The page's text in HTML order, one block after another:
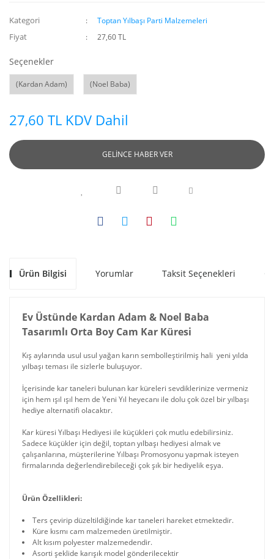
Kategori Toptan Yılbaşı Parti Malzemeleri
Fiyat 27,60 TL
Seçenekler
(Kardan Adam) (Noel Baba)
27,60 TL KDV Dahil
GELİNCE HABER VER
Ürün Bilgisi Yorumlar Taksit Seçenekleri
Ev Üstünde Kardan Adam & Noel Baba
Tasarımlı Orta Boy Cam Kar Küresi
Kış aylarında usul usul yağan karın sembolleştirilmiş hali yeni yılda
yılbaşı teması ile sizlerle buluşuyor.
İçerisinde kar taneleri bulunan kar küreleri sevdiklerinize vermeniz
için hem ışıl ışıl hem de Yeni Yıl heyecanı ile dolu çok özel bir yılbaşı
hediye alternatifi olacaktır.
Kar küresi Yılbaşı Hediyesi ile küçükleri çok mutlu edebilirsiniz.
Sadece küçükler için değil, toptan yılbaşı hediyesi almak ve
çalışanlarına, müşterilerine Yılbaşı Promosyonu yapmak isteyen
firmalarında değerlendirebileceği çok şık bir hediyelik eşya.
Ürün Özellikleri:
Ters çevirip düzeltildiğinde kar taneleri hareket etmektedir.
Küre kısmı cam malzemeden üretilmiştir.
Alt kısım polyester malzemedendir.
Asorti şeklide karışık model gönderilecektir